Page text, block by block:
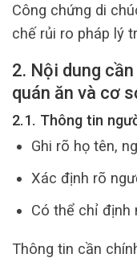
Công chứng di
chế rủi ro pháp lý
2. Nội dung
quán ăn và cơ
2.1. Thông tin
Ghi rõ họ tên,
Xác định rõ
Có thể chỉ định
Thông tin cần